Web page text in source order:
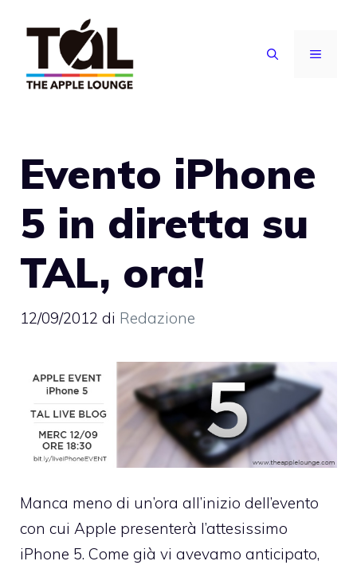
contenuto
MENU
Evento iPhone
5 in diretta su
TAL, ora!
12/09/2012 di Redazione
Manca meno di un’ora all’inizio dell’evento
con cui Apple presenterà l’attesissimo
iPhone 5. Come già vi avevamo anticipato,